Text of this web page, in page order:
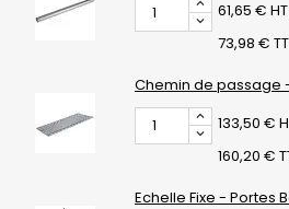
61,65 € HT
73,98 €
Chemin de passage
133,50 €
160,20 €
Echelle Fixe - Portes